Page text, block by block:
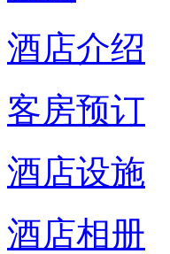
酒店介绍
客房预订
酒店设施
酒店相册